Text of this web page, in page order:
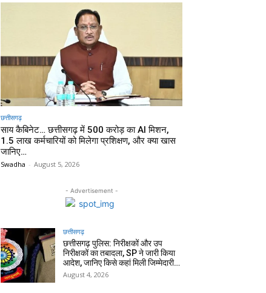
छत्तीसगढ़
साय कैबिनेट… छत्तीसगढ़ में 500 करोड़ का AI मिशन,
1.5 लाख कर्मचारियों को मिलेगा प्रशिक्षण, और क्या खास
जानिए…
Swadha - August 5, 2026
- Advertisement -
छत्तीसगढ़
छत्तीसगढ़ पुलिस: निरीक्षकों और उप
निरीक्षकों का तबादला, SP ने जारी किया
आदेश, जानिए किसे कहां मिली जिम्मेदारी…
August 4, 2026